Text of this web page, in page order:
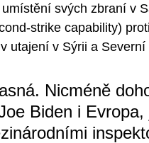
svých zbraní v
strike capability)
utajení v Sýrii a Severní
Nicméně
Biden i Evropa,